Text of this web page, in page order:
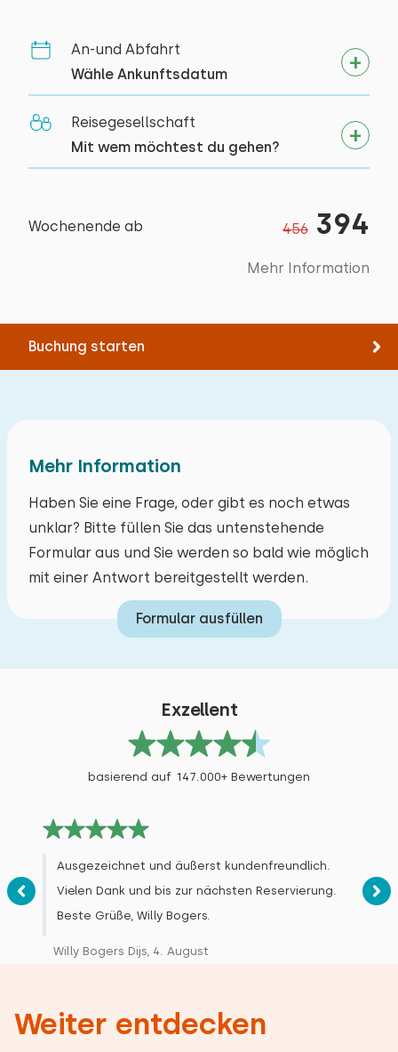
Löschen Verwenden
An-und Abfahrt
Wähle Ankunftsdatum
Reisegesellschaft
Mit wem möchtest du gehen?
Wochenende ab 456 394
Mehr Information
Buchung starten
Wasserkocher
Balkon
Gartenmöbel
Kanu fahren
Segeln
Spazieren
Rad fahren
Mehr Information
Haben Sie eine Frage, oder gibt es noch etwas
unklar? Bitte füllen Sie das untenstehende
Formular aus und Sie werden so bald wie möglich
mit einer Antwort bereitgestellt werden.
Formular ausfüllen
Exzellent
basierend auf 147.000+ Bewertungen
Ausgezeichnet und äußerst kundenfreundlich.
Vielen Dank und bis zur nächsten Reservierung.
Beste Grüße, Willy Bogers.
Willy Bogers Dijs, 4. August
Weiter entdecken